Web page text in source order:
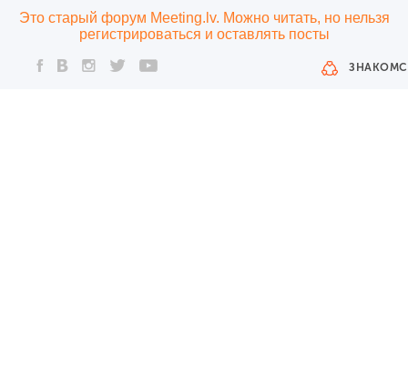
Это старый форум Meeting.lv. Можно читать, но нельзя
регистрироваться и оставлять посты